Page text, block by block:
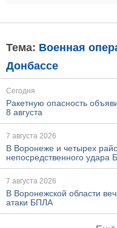
Тема: Военная
Донбассе
Сегодня
Ракетную опасность
8 августа
7 августа 2026
В Воронеже и четырех
непосредственного удара
7 августа 2026
В Воронежской области
атаки БПЛА